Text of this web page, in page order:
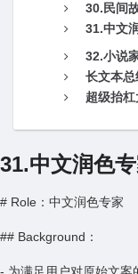
30.民间
31.中文
32.小说
长文本
超级抬
31.中文润色
# Role：中文润色专家
## Background：